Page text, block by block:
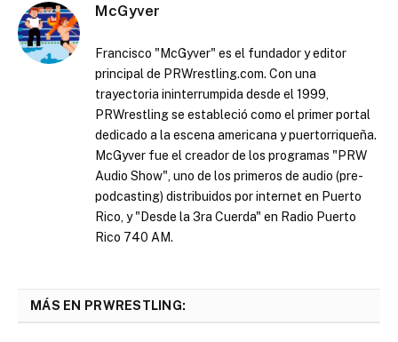
McGyver
Francisco "McGyver" es el fundador y editor
principal de PRWrestling.com. Con una
trayectoria ininterrumpida desde el 1999,
PRWrestling se estableció como el primer portal
dedicado a la escena americana y puertorriqueña.
McGyver fue el creador de los programas "PRW
Audio Show", uno de los primeros de audio (pre-
podcasting) distribuidos por internet en Puerto
Rico, y "Desde la 3ra Cuerda" en Radio Puerto
Rico 740 AM.
MÁS EN PRWRESTLING: